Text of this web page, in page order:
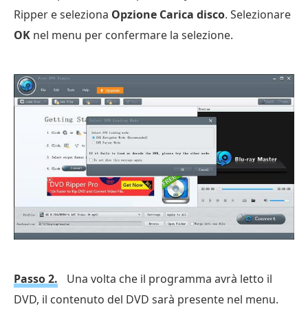
Ripper e seleziona Opzione Carica disco. Selezionare
OK nel menu per confermare la selezione.
Passo 2.
Una volta che il programma avrà letto il
DVD, il contenuto del DVD sarà presente nel menu.